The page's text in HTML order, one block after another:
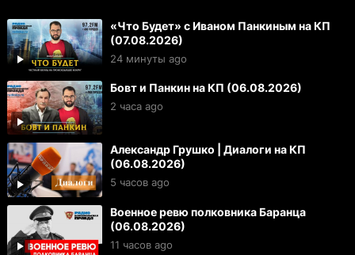
«Что Будет» с Иваном Панкиным на КП
(07.08.2026)
24 минуты ago
Бовт и Панкин на КП (06.08.2026)
2 часа ago
Александр Грушко | Диалоги на КП
(06.08.2026)
5 часов ago
Военное ревю полковника Баранца
(06.08.2026)
11 часов ago